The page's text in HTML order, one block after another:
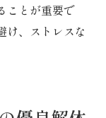
ことが重要で
け、ストレスな